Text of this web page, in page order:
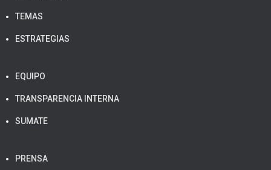
TEMAS
ESTRATEGIAS
EQUIPO
TRANSPARENCIA INTERNA
SUMATE
PRENSA